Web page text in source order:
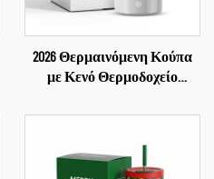
2026 Θερμαινόμενη Κούπα
με Κενό Θερμοδοχείο
Θερμαντική Έξυπνη Κούπα